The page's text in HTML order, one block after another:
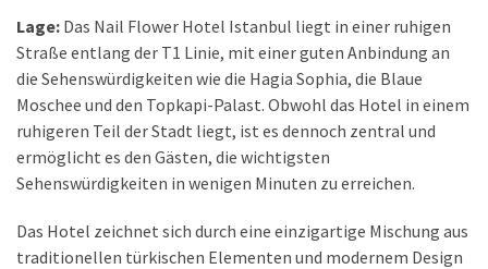
Lage: Das Nail Flower Hotel Istanbul liegt in einer ruhigen
Straße entlang der T1 Linie, mit einer guten Anbindung an
die Sehenswürdigkeiten wie die Hagia Sophia, die Blaue
Moschee und den Topkapi-Palast. Obwohl das Hotel in einem
ruhigeren Teil der Stadt liegt, ist es dennoch zentral und
ermöglicht es den Gästen, die wichtigsten
Sehenswürdigkeiten in wenigen Minuten zu erreichen.
Das Hotel zeichnet sich durch eine einzigartige Mischung aus
traditionellen türkischen Elementen und modernem Design